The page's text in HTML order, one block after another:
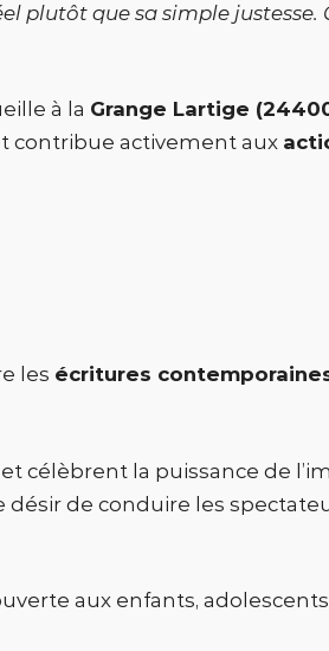
que sa simple justesse.
à la Grange Lartige
contribue activement aux
les écritures
célèbrent la puissance de
de conduire les
aux enfants,